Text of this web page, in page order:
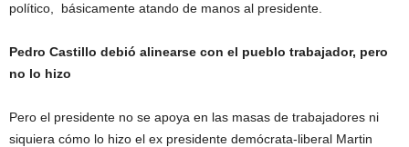
político, básicamente atando de manos al presidente.
Pedro Castillo debió alinearse con el pueblo trabajador, pero
no lo hizo
Pero el presidente no se apoya en las masas de trabajadores ni
siquiera cómo lo hizo el ex presidente demócrata-liberal Martin